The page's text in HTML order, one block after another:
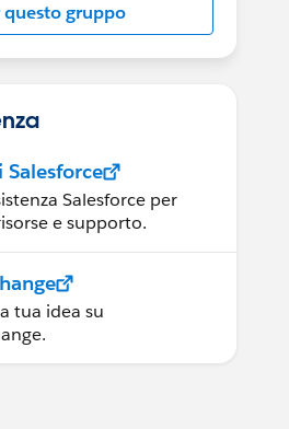
gruppo
Salesforce
Salesforce per
e supporto.
tua idea su